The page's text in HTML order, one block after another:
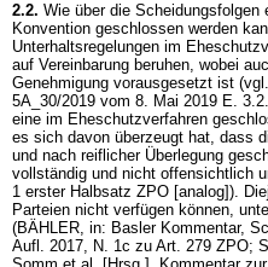
2.2. Wie über die Scheidungsfolgen
Konvention geschlossen werden
Unterhaltsregelungen im
auf Vereinbarung beruhen, wobei
Genehmigung vorausgesetzt ist (vgl.
5A_30/2019 vom 8. Mai 2019 E.
eine im Eheschutzverfahren
es sich davon überzeugt hat, dass
und nach reiflicher Überlegung
vollständig und nicht offensichtlich
1 erster Halbsatz ZPO [analog]).
Parteien nicht verfügen können,
(BÄHLER, in: Basler Kommentar,
Aufl. 2017, N. 1c zu Art. 279 ZPO;